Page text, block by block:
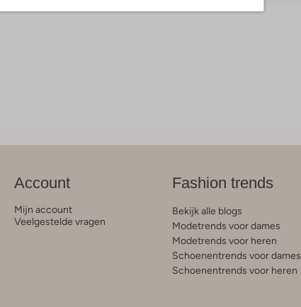
Account
Mijn account
Veelgestelde vragen
Fashion trends
Bekijk alle blogs
Modetrends voor dames
Modetrends voor heren
Schoenentrends voor dames
Schoenentrends voor heren